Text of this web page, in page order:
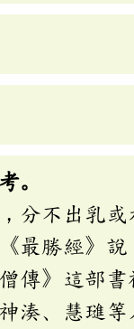
。
分不出乳
最勝經》
傳》這部
湊、慧璡